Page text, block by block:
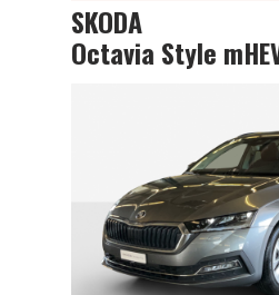
SKODA
Octavia Style